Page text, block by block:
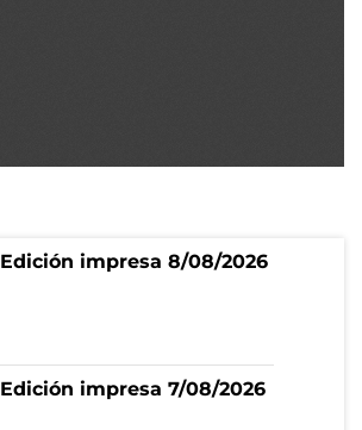
Edición impresa 8/08/2026
Edición impresa 7/08/2026